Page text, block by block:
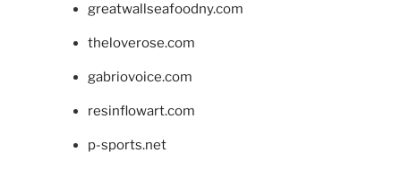
greatwallseafoodny.com
theloverose.com
gabriovoice.com
resinflowart.com
p-sports.net